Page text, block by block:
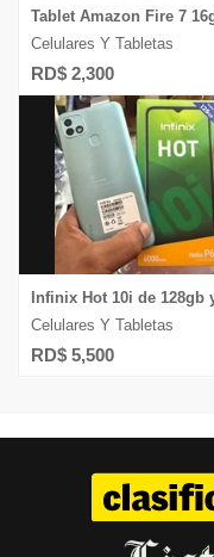
Celulares Y Tabletas
RD$ 2,300
Celulares Y Tabletas
RD$ 5,500